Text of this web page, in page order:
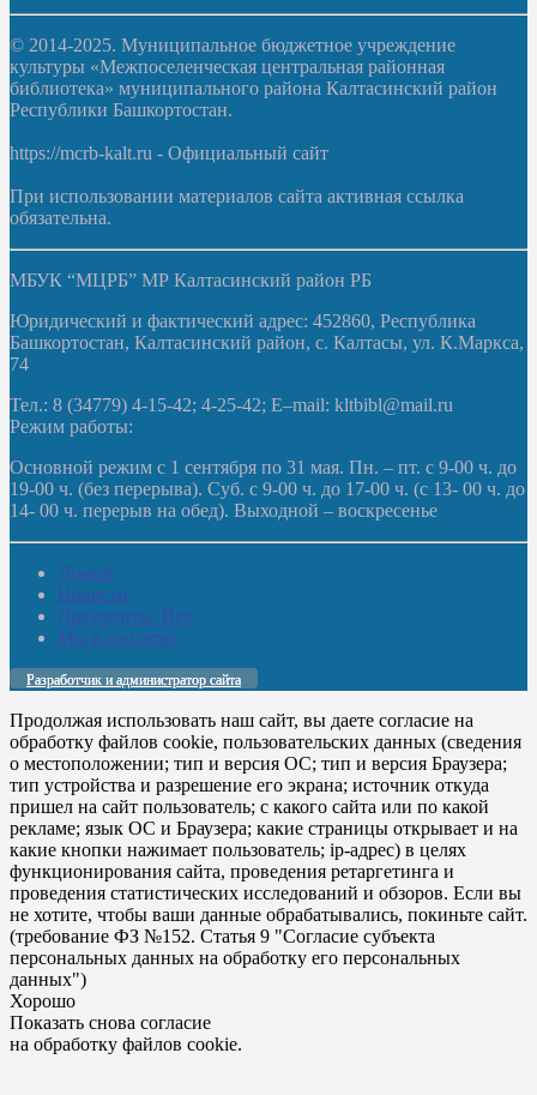
© 2014-2025. Муниципальное бюджетное учреждение
культуры «Межпоселенческая центральная районная
библиотека» муниципального района Калтасинский район
Республики Башкортостан.
https://mcrb-kalt.ru - Официальный сайт
При использовании материалов сайта активная ссылка
обязательна.
МБУК “МЦРБ” МР Калтасинский район РБ
Юридический и фактический адрес: 452860, Республика
Башкортостан, Калтасинский район, с. Калтасы, ул. К.Маркса,
74
Тел.: 8 (34779) 4-15-42; 4-25-42; E–mail: kltbibl@mail.ru
Режим работы:
Основной режим с 1 сентября по 31 мая. Пн. – пт. с 9-00 ч. до
19-00 ч. (без перерыва). Суб. с 9-00 ч. до 17-00 ч. (с 13- 00 ч. до
14- 00 ч. перерыв на обед). Выходной – воскресенье
Домой
Новости
Документы. Все
Мы в соцсетях
Разработчик и администратор сайта
Продолжая использовать наш сайт, вы даете согласие на
обработку файлов cookie, пользовательских данных (сведения
о местоположении; тип и версия ОС; тип и версия Браузера;
тип устройства и разрешение его экрана; источник откуда
пришел на сайт пользователь; с какого сайта или по какой
рекламе; язык ОС и Браузера; какие страницы открывает и на
какие кнопки нажимает пользователь; ip-адрес) в целях
функционирования сайта, проведения ретаргетинга и
проведения статистических исследований и обзоров. Если вы
не хотите, чтобы ваши данные обрабатывались, покиньте сайт.
(требование ФЗ №152. Статья 9 "Согласие субъекта
персональных данных на обработку его персональных
данных")
Хорошо
Показать снова согласие
на обработку файлов cookie.